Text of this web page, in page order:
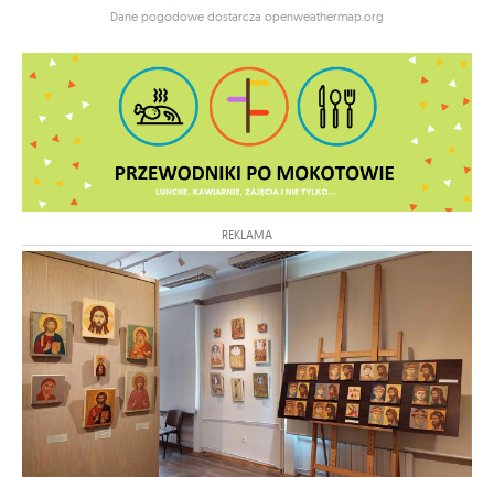
Dane pogodowe dostarcza openweathermap.org
REKLAMA